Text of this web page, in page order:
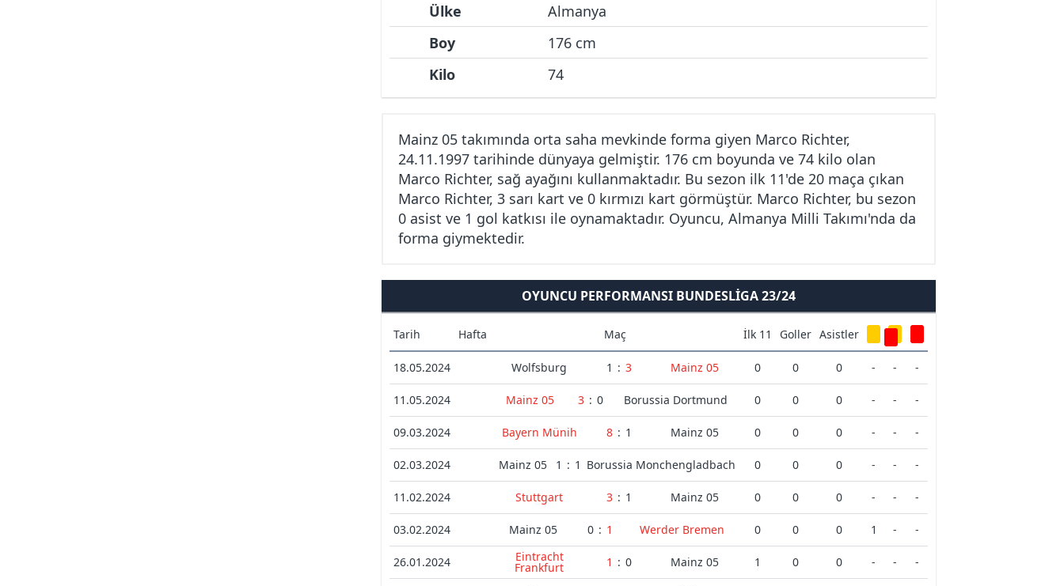
Ülke
Almanya
Boy
176 cm
Kilo
74
Mainz 05 takımında orta saha mevkinde forma giyen Marco Richter,
24.11.1997 tarihinde dünyaya gelmiştir. 176 cm boyunda ve 74 kilo olan
Marco Richter, sağ ayağını kullanmaktadır. Bu sezon ilk 11'de 20 maça çıkan
Marco Richter, 3 sarı kart ve 0 kırmızı kart görmüştür. Marco Richter, bu sezon
0 asist ve 1 gol katkısı ile oynamaktadır. Oyuncu, Almanya Milli Takımı'nda da
forma giymektedir.
OYUNCU PERFORMANSI BUNDESLIGA 23/24
Tarih Hafta Maç İlk 11 Goller Asistler
18.05.2024 Wolfsburg 1 : 3 Mainz 05 0 0 0 - - -
11.05.2024 Mainz 05 3 : 0 Borussia Dortmund 0 0 0 - - -
09.03.2024 Bayern Münih 8 : 1 Mainz 05 0 0 0 - - -
02.03.2024 Mainz 05 1 : 1 Borussia Monchengladbach 0 0 0 - - -
11.02.2024 Stuttgart 3 : 1 Mainz 05 0 0 0 - - -
03.02.2024 Mainz 05 0 : 1 Werder Bremen 0 0 0 1 - -
26.01.2024 Eintracht
Frankfurt 1 : 0 Mainz 05 1 0 0 - - -